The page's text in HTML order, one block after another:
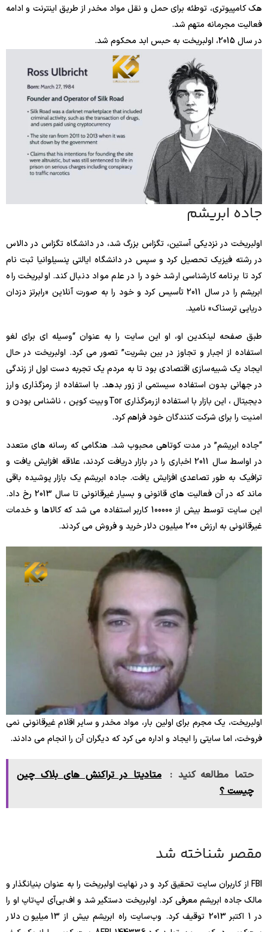
هک کامپیوتری، توطئه برای حمل و نقل مواد مخدر از طریق اینترنت و ادامه
فعالیت مجرمانه متهم شد.
در سال 2015، اولبریخت به حبس ابد محکوم شد.
جاده ابریشم
اولبریخت در نزدیکی آستین، تگزاس بزرگ شد، در دانشگاه تگزاس در دالاس
در رشته فیزیک تحصیل کرد و سپس در دانشگاه ایالتی پنسیلوانیا ثبت نام
کرد تا برنامه کارشناسی ارشد خود را در علم مواد دنبال کند. اولبریخت راه
ابریشم را در سال 2011 تأسیس کرد و خود را به صورت آنلاین «رابرتز دزدان
دریایی ترسناک» نامید.
طبق صفحه لینکدین او، او این سایت را به عنوان “وسیله ای برای لغو
استفاده از اجبار و تجاوز در بین بشریت” تصور می کرد. اولبریخت در حال
ایجاد یک شبیه‌سازی اقتصادی بود تا به مردم یک تجربه دست اول از زندگی
در جهانی بدون استفاده سیستمی از زور بدهد. با استفاده از رمزگذاری و ارز
دیجیتال ، این بازار با استفاده از رمزگذاری Tor و بیت کوین ، ناشناس بودن و
امنیت را برای شرکت کنندگان خود فراهم کرد.
“جاده ابریشم” در مدت کوتاهی محبوب شد. هنگامی که رسانه های متعدد
در اواسط سال 2011 اخباری را در بازار دریافت کردند، علاقه افزایش یافت و
ترافیک به طور تصاعدی افزایش یافت. جاده ابریشم یک بازار پوشیده باقی
ماند که در آن فعالیت های قانونی و بسیار غیرقانونی تا سال 2013 رخ داد.
این سایت توسط بیش از 100000 کاربر استفاده می شد که کالاها و خدمات
غیرقانونی به ارزش 200 میلیون دلار خرید و فروش می کردند.
اولبریخت، یک مجرم برای اولین بار، مواد مخدر و سایر اقلام غیرقانونی نمی
فروخت، اما سایتی را ایجاد و اداره می کرد که دیگران آن را انجام می دادند.
حتما مطالعه کنید :
متادیتا در تراکنش های بلاک چین
چیست ؟
مقصر شناخته شد
FBI از کاربران سایت تحقیق کرد و در نهایت اولبریخت را به عنوان بنیانگذار و
مالک جاده ابریشم معرفی کرد. اولبریخت دستگیر شد و اف‌بی‌آی لپ‌تاپ او را
در 1 اکتبر 2013 توقیف کرد. وب‌سایت راه ابریشم بیش از 13 میلیون دلار